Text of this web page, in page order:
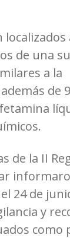
de una
a la
de
de la II
24 de
y
como